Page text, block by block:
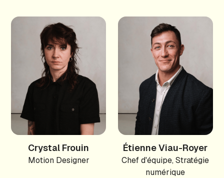
Crystal Frouin
Motion Designer
Étienne Viau-Royer
Chef d'équipe, Stratégie
numérique